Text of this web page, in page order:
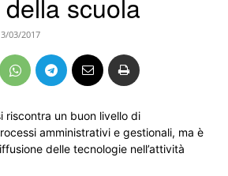
03/2017
riscontra un buon livello di
amministrativi e gestionali, ma è
delle tecnologie nell’attività